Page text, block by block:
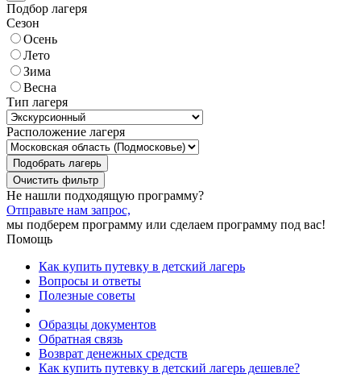
Подбор лагеря
Сезон
Осень
Лето
Зима
Весна
Тип лагеря
Расположение лагеря
Подобрать лагерь
Не нашли подходящую программу?
Отправьте нам запрос,
мы подберем программу или сделаем программу под вас!
Помощь
Как купить путевку в детский лагерь
Вопросы и ответы
Полезные советы
Образцы документов
Обратная связь
Возврат денежных средств
Как купить путевку в детский лагерь дешевле?